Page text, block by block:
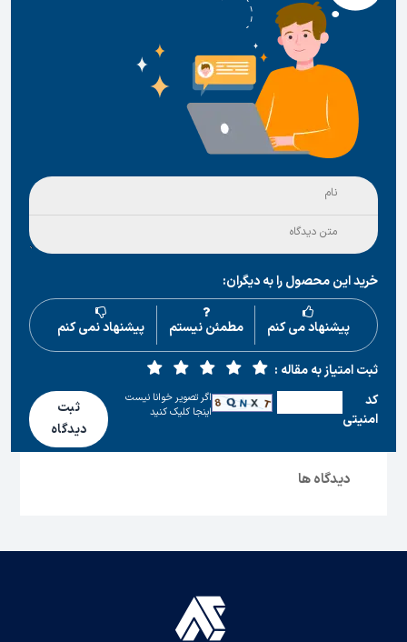
خرید این محصول را به دیگران:
پیشنهاد می کنم مطمئن نیستم پیشنهاد نمی کنم
ثبت امتیاز به مقاله :
كد
امنیتی
اگر تصویر خوانا نیست
اینجا کلیک کنید
ثبت
دیدگاه
دیدگاه ها